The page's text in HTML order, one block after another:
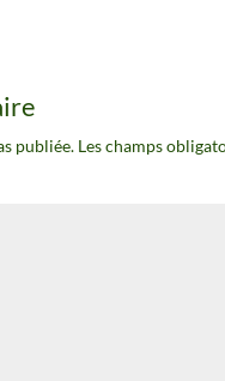
publiée. Les champs